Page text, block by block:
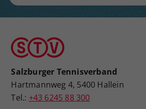
Salzburger Tennisverband
Hartmannweg 4, 5400 Hallein
Tel.: +43 6245 88 300